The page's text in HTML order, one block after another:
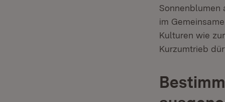
im
Kulturen wie
Kurzumtrieb